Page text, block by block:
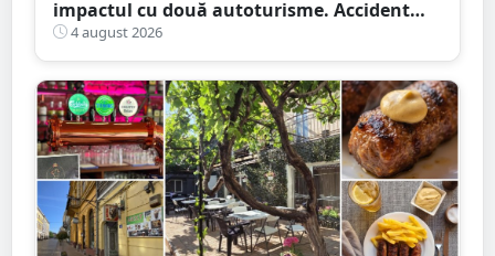
impactul cu două autoturisme. Accident
cumplit în județul vecin
4 august 2026